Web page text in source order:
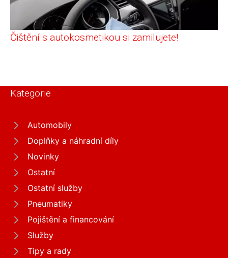
Čištění s autokosmetikou si zamilujete!
Kategorie
Automobily
Doplňky a náhradní díly
Novinky
Ostatní
Ostatní služby
Pneumatiky
Pojištění a financování
Služby
Tipy a rady